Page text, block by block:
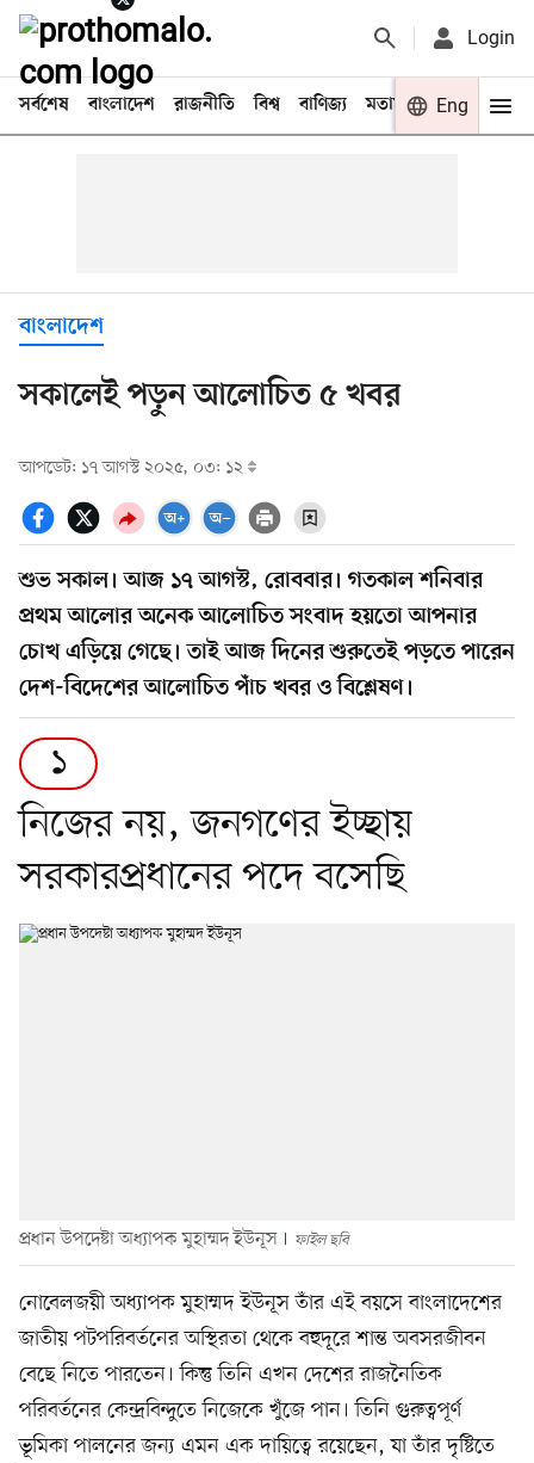
Login
সর্বশেষ বাংলাদেশ রাজনীতি বিশ্ব বাণিজ্য মতামত খেলা
Eng
বাংলাদেশ
সকালেই পড়ুন আলোচিত ৫ খবর
আপডেট: ১৭ আগস্ট ২০২৫, ০৩: ১২
শুভ সকাল। আজ ১৭ আগস্ট, রোববার। গতকাল শনিবার
প্রথম আলোর অনেক আলোচিত সংবাদ হয়তো আপনার
চোখ এড়িয়ে গেছে। তাই আজ দিনের শুরুতেই পড়তে পারেন
দেশ-বিদেশের আলোচিত পাঁচ খবর ও বিশ্লেষণ।
১
নিজের নয়, জনগণের ইচ্ছায়
সরকারপ্রধানের পদে বসেছি
প্রধান উপদেষ্টা অধ্যাপক মুহাম্মদ ইউনূস ফাইল ছবি
নোবেলজয়ী অধ্যাপক মুহাম্মদ ইউনূস তাঁর এই বয়সে বাংলাদেশের
জাতীয় পটপরিবর্তনের অস্থিরতা থেকে বহুদূরে শান্ত অবসরজীবন
বেছে নিতে পারতেন। কিন্তু তিনি এখন দেশের রাজনৈতিক
পরিবর্তনের কেন্দ্রবিন্দুতে নিজেকে খুঁজে পান। তিনি গুরুত্বপূর্ণ
ভূমিকা পালনের জন্য এমন এক দায়িত্বে রয়েছেন, যা তাঁর দৃষ্টিতে